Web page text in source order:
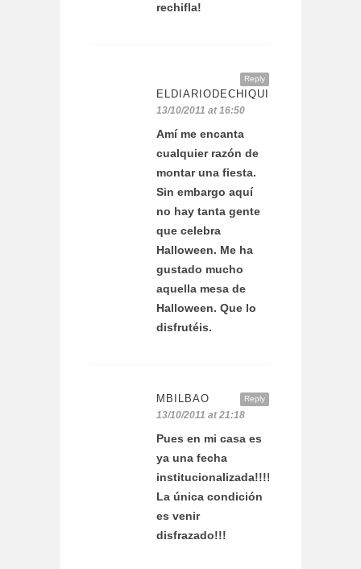
rechifla!
Reply
ELDIARIODECHIQUITA
13/10/2011 at 16:50
Amí me encanta
cualquier razón de
montar una fiesta.
Sin embargo aquí
no hay tanta gente
que celebra
Halloween. Me ha
gustado mucho
aquella mesa de
Halloween. Que lo
disfrutéis.
Reply
MBILBAO
13/10/2011 at 21:18
Pues en mi casa es
ya una fecha
institucionalizada!!!!
La única condición
es venir
disfrazado!!!